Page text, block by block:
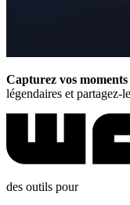
Capturez vos moments
légendaires et partagez-
des outils pour